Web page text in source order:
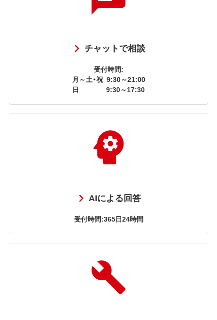
チャットで相談
受付時間:
月～土・祝 9:30～21:00
日
9:30～17:30
AIによる回答
受付時間:365日24時間